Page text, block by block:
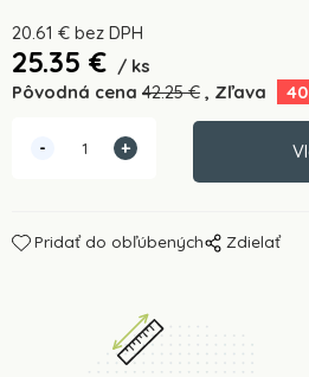
20.61 € bez DPH
25.35 €
ks
Pôvodná cena 42.25€ Zľava 40
Pridať do obľúbených Zdielať